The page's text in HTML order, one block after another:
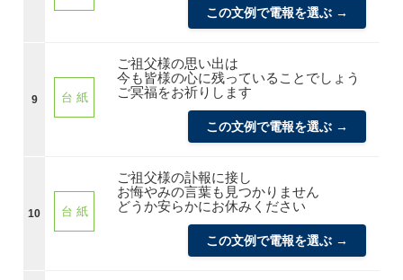
この文例で電報を選ぶ →
9 台 紙
ご祖父様の思い出は
今も皆様の心に残っていることでしょう
ご冥福をお祈りします
この文例で電報を選ぶ →
10 台 紙
ご祖父様の訃報に接し
お悔やみの言葉も見つかりません
どうか安らかにお休みください
この文例で電報を選ぶ →